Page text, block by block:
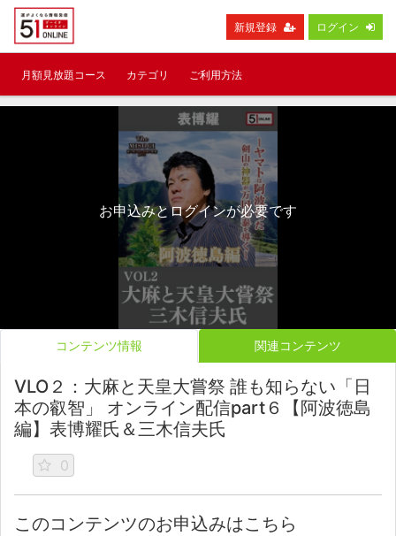
新規登録 ログイン
月額見放題コース カテゴリ ご利用方法
お申込みとログインが必要です
コンテンツ情報 関連コンテンツ
VLO２：大麻と天皇大嘗祭 誰も知らない「日
本の叡智」 オンライン配信part６【阿波徳島
編】表博耀氏＆三木信夫氏
0
このコンテンツのお申込みはこちら